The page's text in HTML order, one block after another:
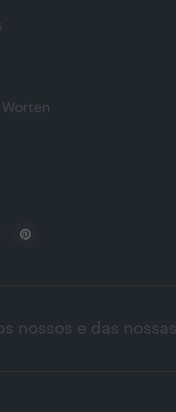
nossos e das